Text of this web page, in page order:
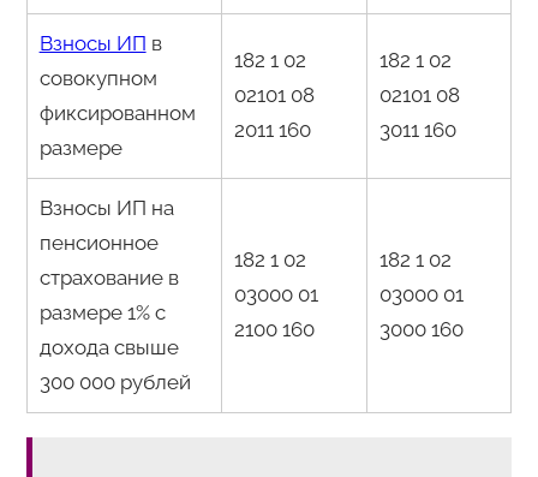
Взносы ИП в
совокупном
фиксированном
размере
182 1 02
02101 08
2011 160
182 1 02
02101 08
3011 160
Взносы ИП на
пенсионное
страхование в
размере 1% с
дохода свыше
300 000 рублей
182 1 02
03000 01
2100 160
182 1 02
03000 01
3000 160